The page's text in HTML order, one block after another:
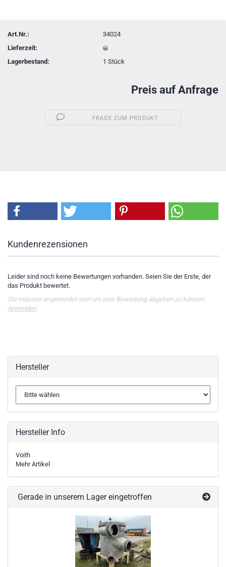
Art.Nr.:
34024
Lieferzeit:
Lagerbestand:
1Stück
Preis auf Anfrage
FRAGE ZUM PRODUKT
Kundenrezensionen
Leider sind noch keine Bewertungen vorhanden. Seien Sie der Erste, der
das Produkt bewertet.
Sie müssen angemeldet sein um eine Bewertung abgeben zu können.
Anmelden
Hersteller
Hersteller Info
Voith
Mehr Artikel
Gerade in unserem Lager eingetroffen